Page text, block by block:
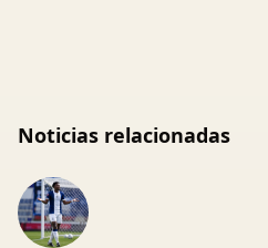
Noticias relacionadas